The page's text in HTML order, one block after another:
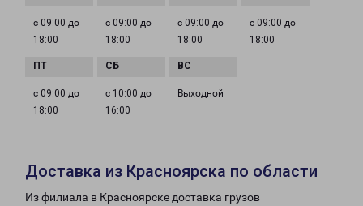
с 09:00 до
18:00
с 09:00 до
18:00
с 09:00 до
18:00
с 09:00 до
18:00
с 09:00 до
18:00
с 10:00 до
16:00
Выходной
Доставка из Красноярска по области
Из филиала в Красноярске доставка грузов